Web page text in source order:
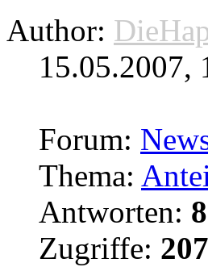
Author:
15.05.2007,
Forum:
Thema:
Antworten: 8
Zugriffe: